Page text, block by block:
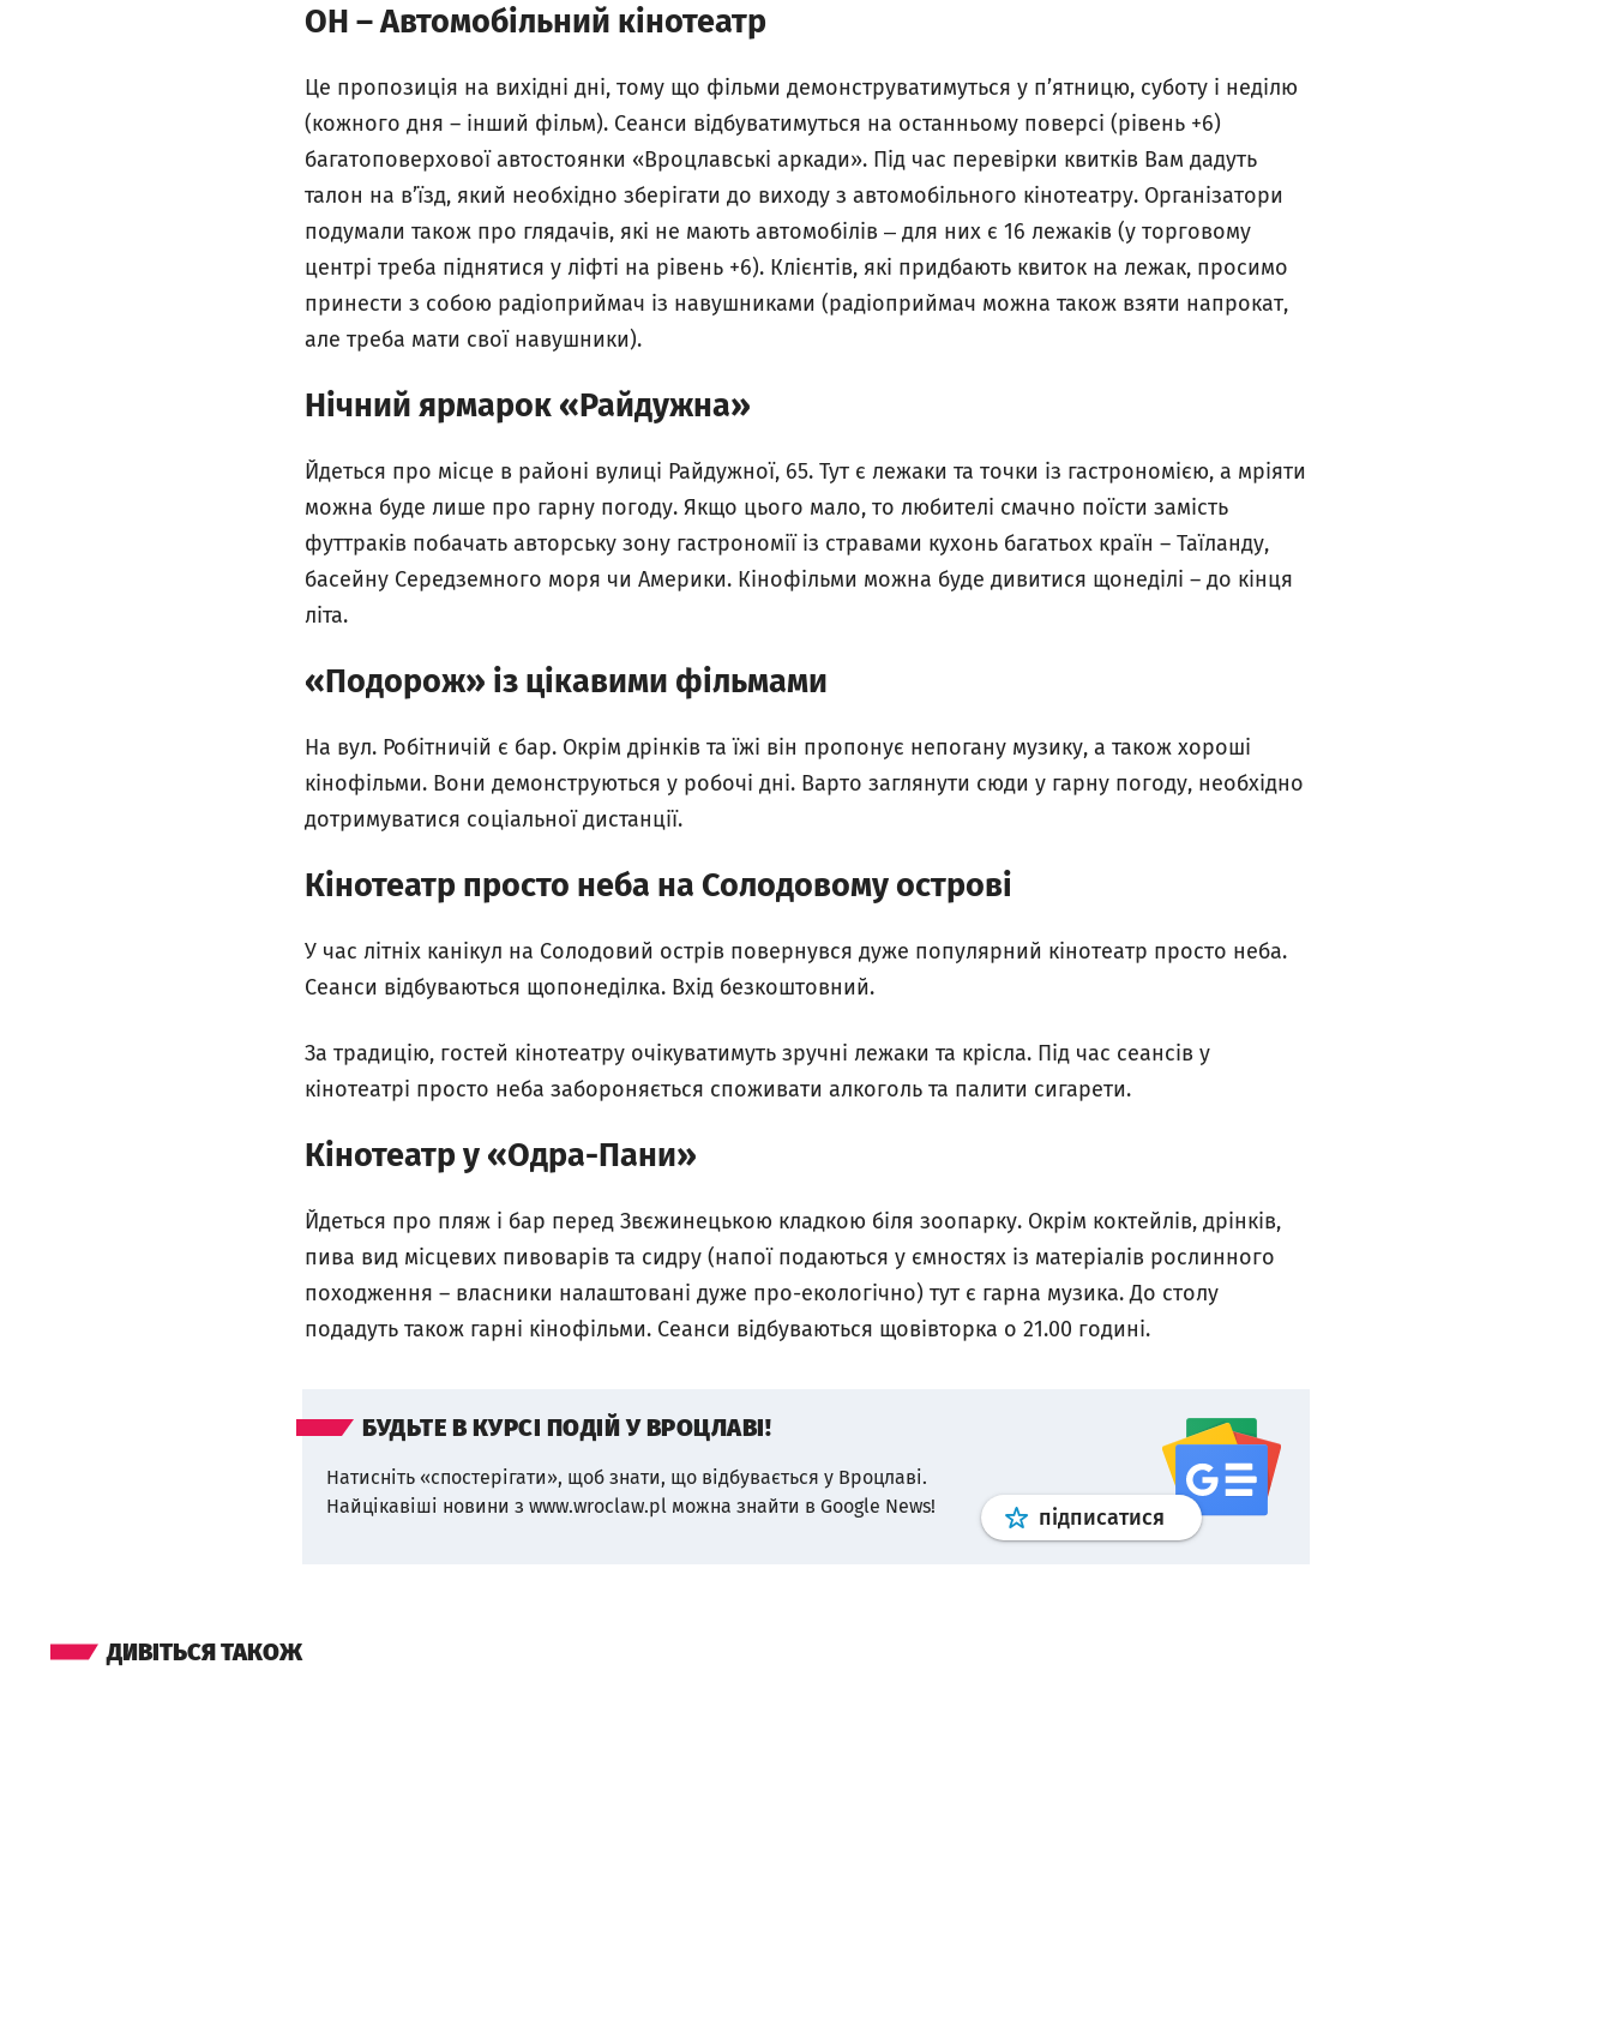
OH – Автомобільний кінотеатр
Це пропозиція на вихідні дні, тому що фільми демонструватимуться у п’ятницю, суботу і неділю
(кожного дня – інший фільм). Сеанси відбуватимуться на останньому поверсі (рівень +6)
багатоповерхової автостоянки «Вроцлавські аркади». Під час перевірки квитків Вам дадуть
талон на в’їзд, який необхідно зберігати до виходу з автомобільного кінотеатру. Організатори
подумали також про глядачів, які не мають автомобілів ‒ для них є 16 лежаків (у торговому
центрі треба піднятися у ліфті на рівень +6). Клієнтів, які придбають квиток на лежак, просимо
принести з собою радіоприймач із навушниками (радіоприймач можна також взяти напрокат,
але треба мати свої навушники).
Нічний ярмарок «Райдужна»
Йдеться про місце в районі вулиці Райдужної, 65. Тут є лежаки та точки із гастрономією, а мріяти
можна буде лише про гарну погоду. Якщо цього мало, то любителі смачно поїсти замість
футтраків побачать авторську зону гастрономії із стравами кухонь багатьох країн – Таїланду,
басейну Середземного моря чи Америки. Кінофільми можна буде дивитися щонеділі – до кінця
літа.
«Подорож» із цікавими фільмами
На вул. Робітничій є бар. Окрім дрінків та їжі він пропонує непогану музику, а також хороші
кінофільми. Вони демонструються у робочі дні. Варто заглянути сюди у гарну погоду, необхідно
дотримуватися соціальної дистанції.
Кінотеатр просто неба на Солодовому острові
У час літніх канікул на Солодовий острів повернувся дуже популярний кінотеатр просто неба.
Сеанси відбуваються щопонеділка. Вхід безкоштовний.
За традицію, гостей кінотеатру очікуватимуть зручні лежаки та крісла. Під час сеансів у
кінотеатрі просто неба забороняється споживати алкоголь та палити сигарети.
Кінотеатр у «Одра-Пани»
Йдеться про пляж і бар перед Звєжинецькою кладкою біля зоопарку. Окрім коктейлів, дрінків,
пива вид місцевих пивоварів та сидру (напої подаються у ємностях із матеріалів рослинного
походження – власники налаштовані дуже про-екологічно) тут є гарна музика. До столу
подадуть також гарні кінофільми. Сеанси відбуваються щовівторка о 21.00 годині.
БУДЬТЕ В КУРСІ ПОДІЙ У ВРОЦЛАВІ!
Натисніть «спостерігати», щоб знати, що відбувається у Вроцлаві.
Найцікавіші новини з www.wroclaw.pl можна знайти в Google News!
підписатися Профільgoogle news
ДИВІТЬСЯ ТАКОЖ